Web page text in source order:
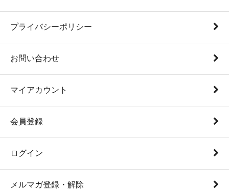
プライバシーポリシー
お問い合わせ
マイアカウント
会員登録
ログイン
メルマガ登録・解除